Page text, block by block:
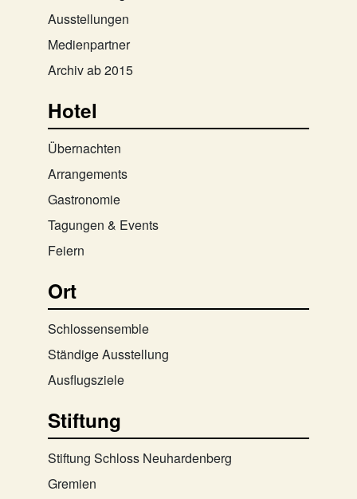
Ausstellungen
Medienpartner
Archiv ab 2015
Hotel
Übernachten
Arrangements
Gastronomie
Tagungen & Events
Feiern
Ort
Schlossensemble
Ständige Ausstellung
Ausflugsziele
Stiftung
Stiftung Schloss Neuhardenberg
Gremien